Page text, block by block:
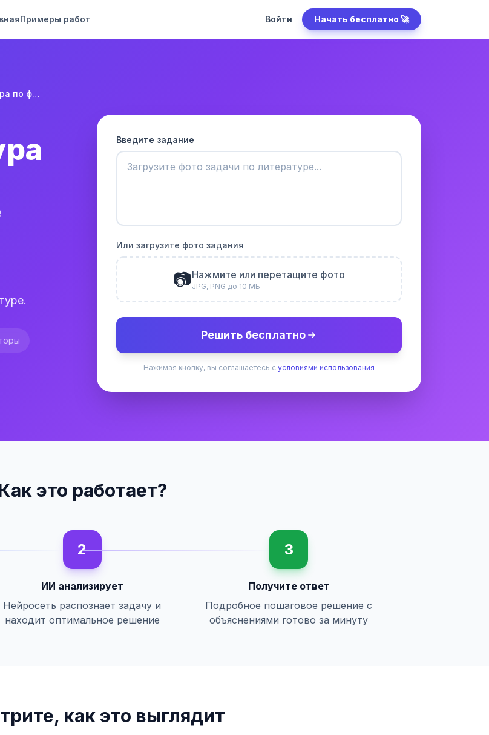
Примеры работ Войти Начать бесплатно 🚀
Решить литература по фото
Введите задание
Или загрузите фото задания
📷Нажмите или перетащите фото
JPG, PNG до 10 МБ
Решить бесплатно
Нажимая кнопку, вы соглашаетесь с условиями использования
это работает?
2
ИИ анализирует
Нейросеть распознает задачу и
находит оптимальное решение
3
Получите ответ
Подробное пошаговое решение с
объяснениями готово за минуту
как это выглядит